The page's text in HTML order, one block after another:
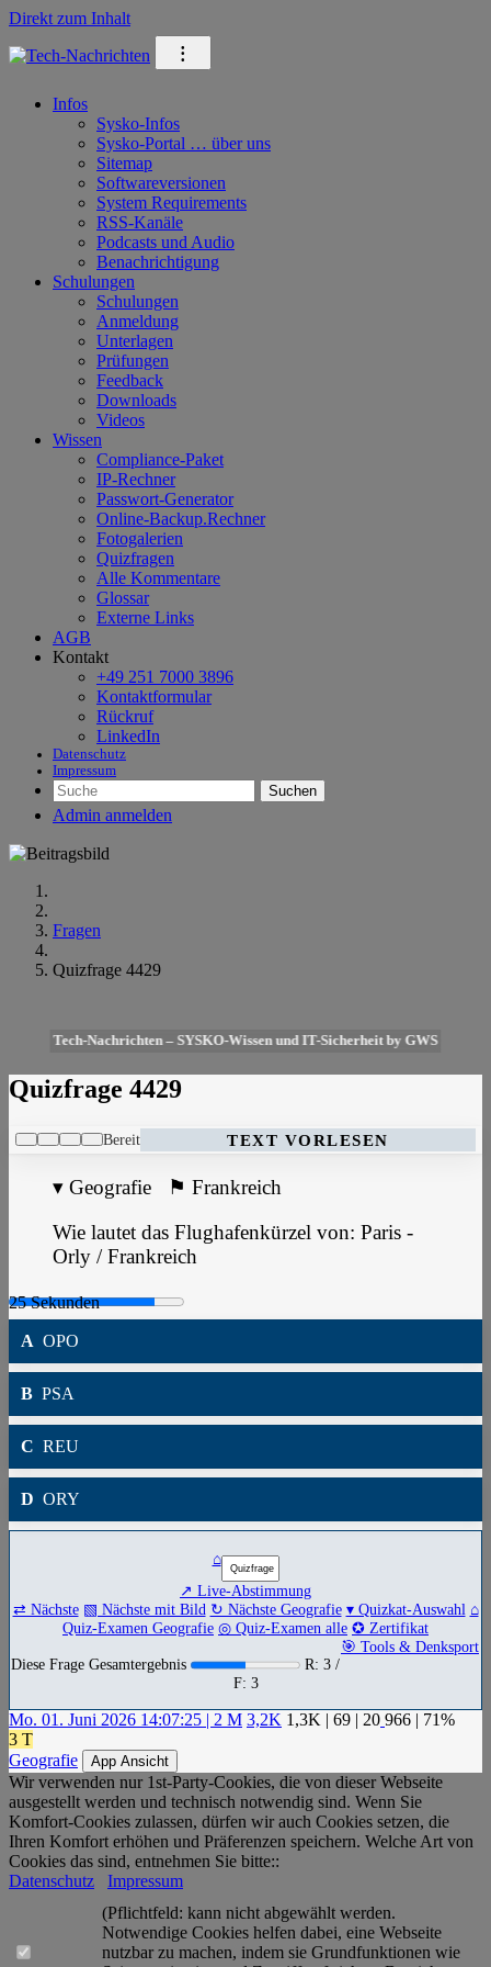
Direkt zum Inhalt
⁝
Infos
Sysko-Infos
Sysko-Portal … über uns
Sitemap
Softwareversionen
System Requirements
RSS-Kanäle
Podcasts und Audio
Benachrichtigung
Schulungen
Schulungen
Anmeldung
Unterlagen
Prüfungen
Feedback
Downloads
Videos
Wissen
Compliance-Paket
IP-Rechner
Passwort-Generator
Online-Backup.Rechner
Fotogalerien
Quizfragen
Alle Kommentare
Glossar
Externe Links
AGB
Kontakt
+49 251 7000 3896
Kontaktformular
Rückruf
LinkedIn
Datenschutz
Impressum
Suchen
Admin anmelden
Fragen
Quizfrage 4429
Tech-Nachrichten – SYSKO-Wissen und IT-Sicherheit by GWS
Quizfrage 4429
Bereit TEXT VORLESEN
▾ Geografie ⚑ Frankreich
Wie lautet das Flughafenkürzel von: Paris -
Orly / Frankreich
A OPO
B PSA
C REU
D ORY
⌂
↗ Live-Abstimmung
⇄ Nächste ▧ Nächste mit Bild ↻ Nächste Geografie ▾ Quizkat-Auswahl ⌂
Quiz-Examen Geografie ◎ Quiz-Examen alle ✪ Zertifikat
🎯 Tools & Denksport
Diese Frage Gesamtergebnis
R: 3 /
F: 3
Mo. 01. Juni 2026 14:07:25 | 2 M 3,2K 1,3K | 69 | 20 966 | 71%
3 T
Geografie
App Ansicht
Wir verwenden nur 1st-Party-Cookies, die von dieser Webseite
ausgestellt werden und technisch notwendig sind. Wenn Sie
Komfort-Cookies zulassen, dürfen wir auch Cookies setzen, die
Ihren Komfort erhöhen und Präferenzen speichern. Welche Art von
Cookies das sind, entnehmen Sie bitte::
Datenschutz
Impressum
(Pflichtfeld: kann nicht abgewählt werden.
Notwendige Cookies helfen dabei, eine Webseite
nutzbar zu machen, indem sie Grundfunktionen wie